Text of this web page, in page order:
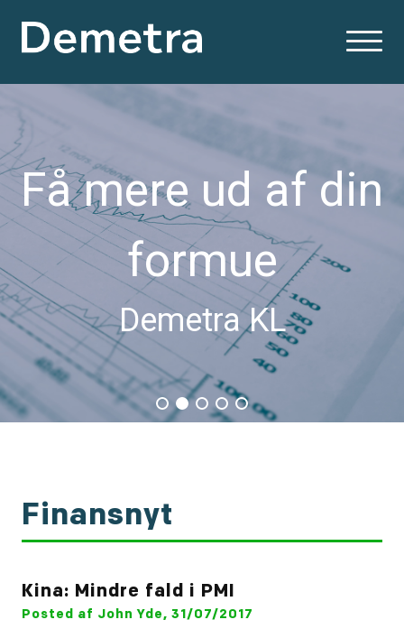
Få mere ud af din
formue
Demetra KL
Finansnyt
Kina: Mindre fald i PMI
Posted af John Yde, 31/07/2017